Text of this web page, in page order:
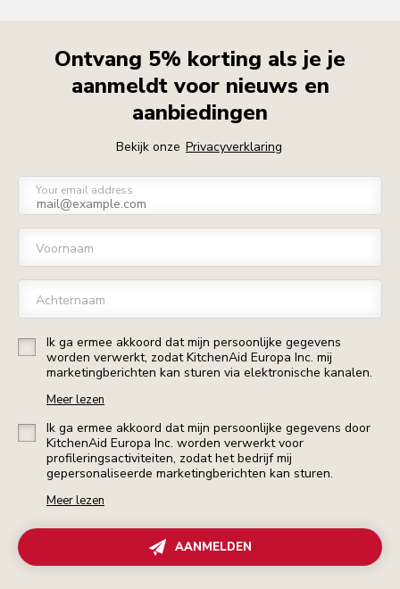
Ontvang 5% korting als je je
aanmeldt voor nieuws en
aanbiedingen
Bekijk onze Privacyverklaring
Your email address
Voornaam
Achternaam
Ik ga ermee akkoord dat mijn persoonlijke gegevens
worden verwerkt, zodat KitchenAid Europa Inc. mij
marketingberichten kan sturen via elektronische kanalen.
Meer lezen
Ik ga ermee akkoord dat mijn persoonlijke gegevens door
KitchenAid Europa Inc. worden verwerkt voor
profileringsactiviteiten, zodat het bedrijf mij
gepersonaliseerde marketingberichten kan sturen.
Meer lezen
AANMELDEN